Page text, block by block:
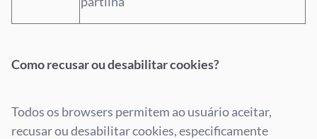
Como recusar ou desabilitar cookies?
Todos os browsers permitem ao usuário aceitar,
recusar ou desabilitar cookies, especificamente